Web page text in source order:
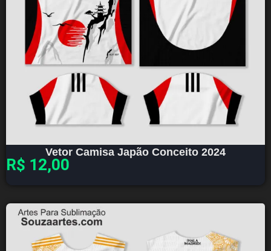
Vetor Camisa Japão Conceito 2024
R$ 12,00